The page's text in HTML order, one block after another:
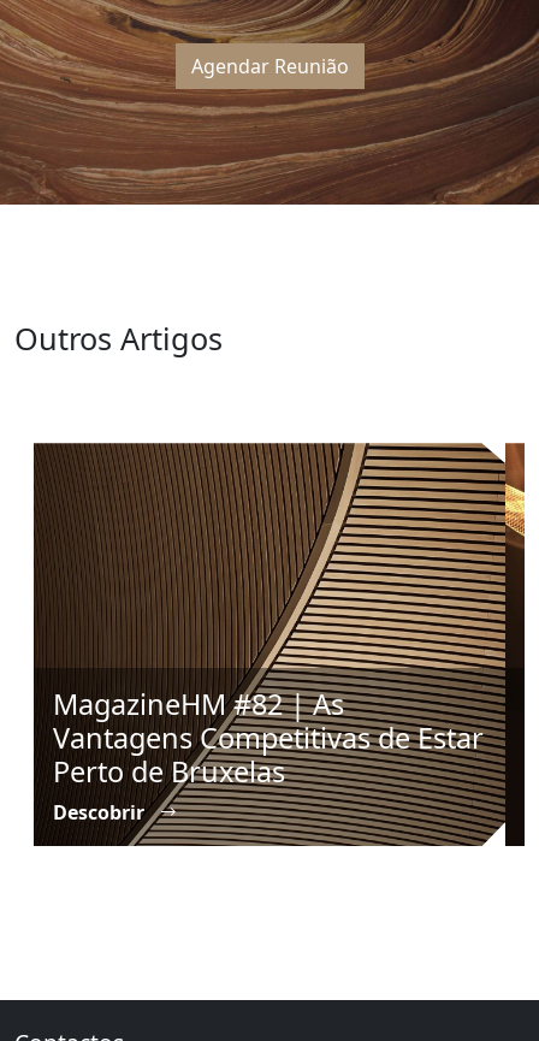
Agendar Reunião
Outros Artigos
MagazineHM #82 | As
Vantagens Competitivas de Estar
Perto de Bruxelas
Descobrir